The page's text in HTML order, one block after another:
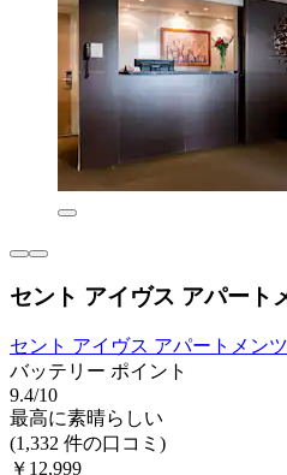
セント アイヴス アパート
セント アイヴス アパートメンツ
バッテリー ポイント
9.4/10
最高に素晴らしい
(1,332 件の口コミ)
￥12,999